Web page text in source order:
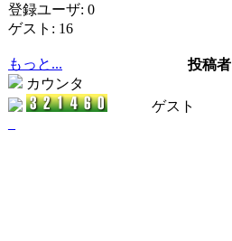
登録ユーザ: 0
ゲスト: 16
もっと...
カウンタ
投稿者
ゲスト